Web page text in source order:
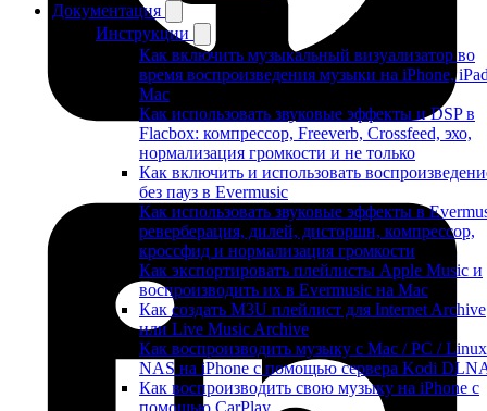
Документация
Инструкции
Как включить музыкальный визуализатор во
время воспроизведения музыки на iPhone,
Mac
Как использовать звуковые эффекты и DSP в
Flacbox: компрессор, Freeverb, Crossfeed, эхо,
нормализация громкости и не только
Как включить и использовать
без пауз в Evermusic
Как использовать звуковые эффекты в
реверберация, дилей, дисторшн, компрессор,
кроссфид и нормализация громкости
Как экспортировать плейлисты Apple Music и
воспроизводить их в Evermusic на Mac
Как создать M3U плейлист для Internet Archive
или Live Music Archive
Как воспроизводить музыку с Mac / PC /
NAS на iPhone с помощью сервера Kodi
Как воспроизводить свою музыку на iPhone с
помощью CarPlay